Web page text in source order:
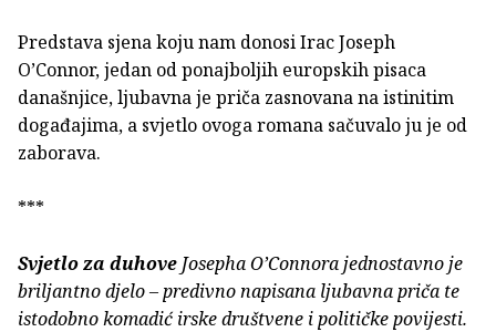
Predstava sjena koju nam donosi Irac Joseph
O’Connor, jedan od ponajboljih europskih pisaca
današnjice, ljubavna je priča zasnovana na istinitim
događajima, a svjetlo ovoga romana sačuvalo ju je od
zaborava.
***
Svjetlo za duhove Josepha O’Connora jednostavno je
briljantno djelo – predivno napisana ljubavna priča te
istodobno komadić irske društvene i političke povijesti.